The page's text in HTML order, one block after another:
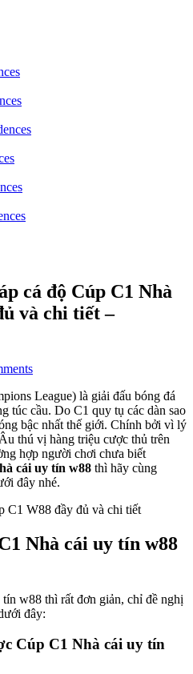
cá độ Cúp C1 Nhà
và chi tiết –
League) là giải đấu bóng đá
túc cầu. Do C1 quy tụ các dàn sao
bậc nhất thế giới. Chính bởi vì lý
thú vị hàng triệu cược thủ trên
hợp người chơi chưa biết
cái uy tín w88 thì hãy cùng
đây nhé.
Nhà cái uy tín w88
w88 thì rất đơn giản, chỉ đề nghị
đây:
Cúp C1 Nhà cái uy tín